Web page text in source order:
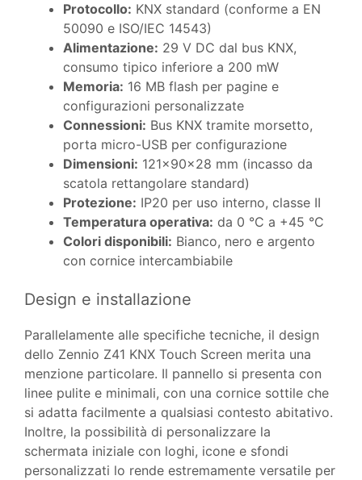
Protocollo: KNX standard (conforme a EN
50090 e ISO/IEC 14543)
Alimentazione: 29 V DC dal bus KNX,
consumo tipico inferiore a 200 mW
Memoria: 16 MB flash per pagine e
configurazioni personalizzate
Connessioni: Bus KNX tramite morsetto,
porta micro-USB per configurazione
Dimensioni: 121×90×28 mm (incasso da
scatola rettangolare standard)
Protezione: IP20 per uso interno, classe II
Temperatura operativa: da 0 °C a +45 °C
Colori disponibili: Bianco, nero e argento
con cornice intercambiabile
Design e installazione
Parallelamente alle specifiche tecniche, il design
dello Zennio Z41 KNX Touch Screen merita una
menzione particolare. Il pannello si presenta con
linee pulite e minimali, con una cornice sottile che
si adatta facilmente a qualsiasi contesto abitativo.
Inoltre, la possibilità di personalizzare la
schermata iniziale con loghi, icone e sfondi
personalizzati lo rende estremamente versatile per